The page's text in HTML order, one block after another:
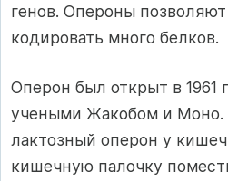
генов. Опероны
кодировать много белков.
Оперон был открыт в 1961
учеными Жакобом и Моно.
лактозный оперон у
кишечную палочку